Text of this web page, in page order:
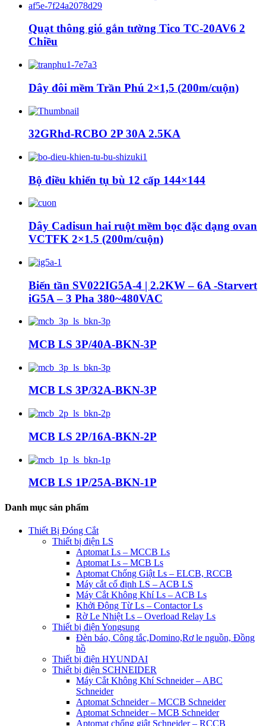
Quạt thông gió gắn tường Tico TC-20AV6 2
Chiều
Dây đôi mềm Trần Phú 2×1,5 (200m/cuộn)
32GRhd-RCBO 2P 30A 2.5KA
Bộ điều khiển tụ bù 12 cấp 144×144
Dây Cadisun hai ruột mềm bọc đặc dạng ovan
VCTFK 2×1.5 (200m/cuộn)
Biến tần SV022IG5A-4 | 2.2KW – 6A -Starvert
iG5A – 3 Pha 380~480VAC
MCB LS 3P/40A-BKN-3P
MCB LS 3P/32A-BKN-3P
MCB LS 2P/16A-BKN-2P
MCB LS 1P/25A-BKN-1P
Danh mục sản phẩm
Thiết Bị Đóng Cắt
Thiết bị điện LS
Aptomat Ls – MCCB Ls
Aptomat Ls – MCB Ls
Aptomat Chống Giật Ls – ELCB, RCCB
Máy cắt cố định LS – ACB LS
Máy Cắt Không Khí Ls – ACB Ls
Khởi Động Từ Ls – Contactor Ls
Rờ Le Nhiệt Ls – Overload Relay Ls
Thiết bị điện Yongsung
Đèn báo, Công tắc,Domino,Rơ le nguồn, Đồng
hồ
Thiết bị điện HYUNDAI
Thiết bị điện SCHNEIDER
Máy Cắt Không Khí Schneider – ABC
Schneider
Aptomat Schneider – MCCB Schneider
Aptomat Schneider – MCB Schneider
Aptomat chống giật Schneider – RCCB